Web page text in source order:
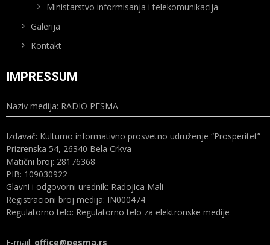
Ministarstvo informisanja i telekomunikacija
Galerija
Kontakt
IMPRESSUM
Naziv medija: RADIO PESMA
Izdavač: Kulturno informativno prosvetno udruženje “Prosperitet”
Prizrenska 54, 26340 Bela Crkva
Matični broj: 28176368
PIB: 109030922
Glavni i odgovorni urednik: Radojica Mali
Registracioni broj medija: IN000474
Regulatorno telo: Regulatorno telo za elektronske medije
E-mail: office@pesma.rs